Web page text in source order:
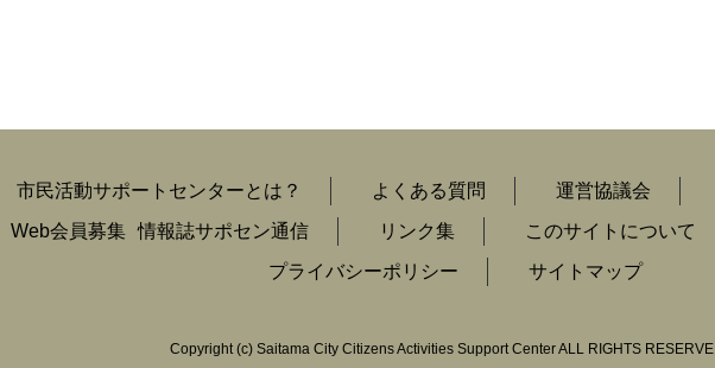
市民活動サポートセンターとは？ よくある質問
運営協議会
Web会員募集 情報誌サポセン通信 リンク集
このサイトについて
プライバシーポリシー
サイトマップ
Copyright (c) Saitama City Citizens Activities Support Center ALL RIGHTS